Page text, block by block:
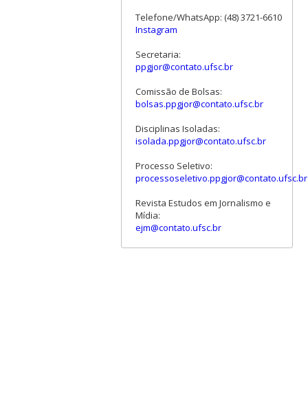
Telefone/WhatsApp: (48) 3721-6610
Instagram
Secretaria:
ppgjor@contato.ufsc.br
Comissão de Bolsas:
bolsas.ppgjor@contato.ufsc.br
Disciplinas Isoladas:
isolada.ppgjor@contato.ufsc.br
Processo Seletivo:
processoseletivo.ppgjor@contato.ufsc.br
Revista Estudos em Jornalismo e
Mídia:
ejm@contato.ufsc.br